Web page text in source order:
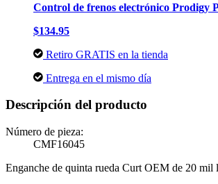
Control de frenos electrónico Prodigy
$134.95
Retiro GRATIS en la tienda
Entrega en el mismo día
Descripción del producto
Número de pieza:
CMF16045
Enganche de quinta rueda Curt OEM de 20 mil